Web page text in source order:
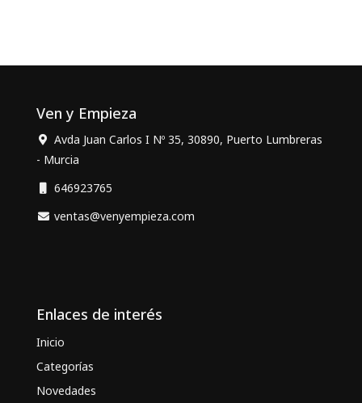
Ven y Empieza
Avda Juan Carlos I Nº 35, 30890, Puerto Lumbreras
- Murcia
646923765
ventas@venyempieza.com
Enlaces de interés
Inicio
Categorías
Novedades